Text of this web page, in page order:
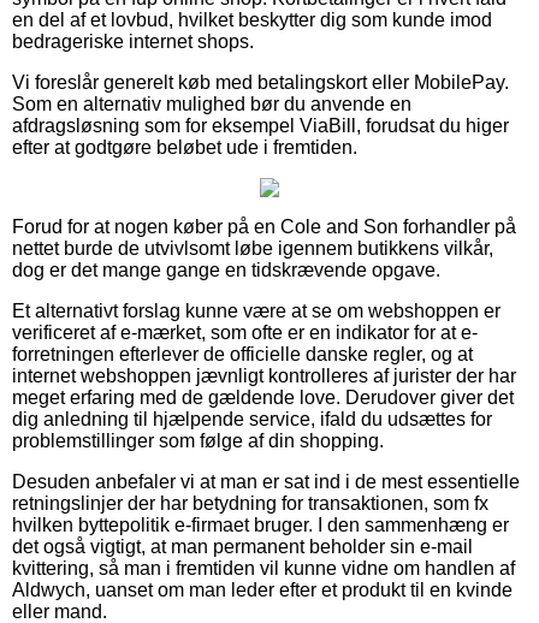
en del af et lovbud, hvilket beskytter dig som kunde imod
bedrageriske internet shops.
Vi foreslår generelt køb med betalingskort eller MobilePay.
Som en alternativ mulighed bør du anvende en
afdragsløsning som for eksempel ViaBill, forudsat du higer
efter at godtgøre beløbet ude i fremtiden.
Forud for at nogen køber på en Cole and Son forhandler på
nettet burde de utvivlsomt løbe igennem butikkens vilkår,
dog er det mange gange en tidskrævende opgave.
Et alternativt forslag kunne være at se om webshoppen er
verificeret af e-mærket, som ofte er en indikator for at e-
forretningen efterlever de officielle danske regler, og at
internet webshoppen jævnligt kontrolleres af jurister der har
meget erfaring med de gældende love. Derudover giver det
dig anledning til hjælpende service, ifald du udsættes for
problemstillinger som følge af din shopping.
Desuden anbefaler vi at man er sat ind i de mest essentielle
retningslinjer der har betydning for transaktionen, som fx
hvilken byttepolitik e-firmaet bruger. I den sammenhæng er
det også vigtigt, at man permanent beholder sin e-mail
kvittering, så man i fremtiden vil kunne vidne om handlen af
Aldwych, uanset om man leder efter et produkt til en kvinde
eller mand.